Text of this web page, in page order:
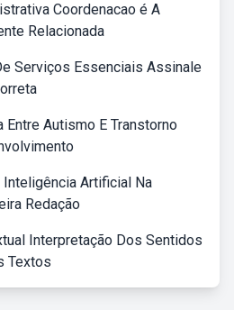
Coordenacao é A
Relacionada
Serviços Essenciais Assinale
Entre Autismo E Transtorno
Artificial Na
Redação
Interpretação Dos Sentidos
Textos